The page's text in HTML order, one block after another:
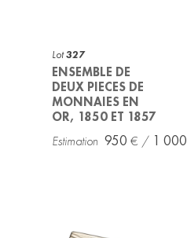
Lot327
ENSEMBLE DE
DEUX PIECES DE
MONNAIES EN
OR, 1850 ET 1857
950 1 000